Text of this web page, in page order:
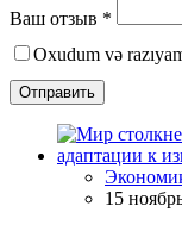
Ваш отзыв *
Oxudum və
Отправить
15